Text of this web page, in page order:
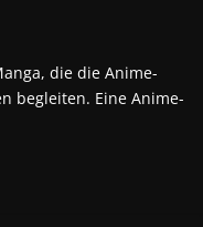
die die Anime-
begleiten. Eine Anime-